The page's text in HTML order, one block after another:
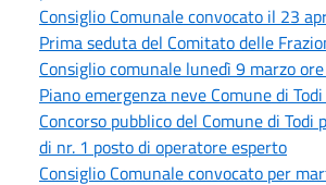
Consiglio Comunale convocato il 23
Prima seduta del Comitato delle
Consiglio comunale lunedì 9 marzo
Piano emergenza neve Comune di
Concorso pubblico del Comune di Todi
di nr. 1 posto di operatore esperto
Consiglio Comunale convocato per